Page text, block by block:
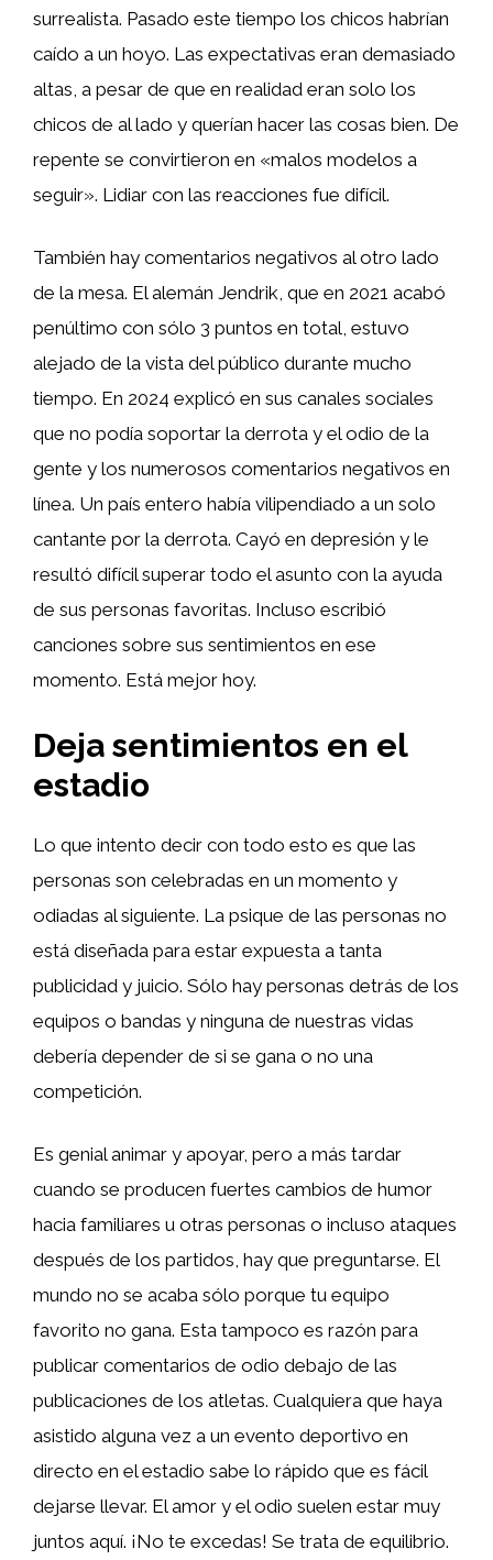
surrealista. Pasado este tiempo los chicos habrían
caído a un hoyo. Las expectativas eran demasiado
altas, a pesar de que en realidad eran solo los
chicos de al lado y querían hacer las cosas bien. De
repente se convirtieron en «malos modelos a
seguir». Lidiar con las reacciones fue difícil.
También hay comentarios negativos al otro lado
de la mesa. El alemán Jendrik, que en 2021 acabó
penúltimo con sólo 3 puntos en total, estuvo
alejado de la vista del público durante mucho
tiempo. En 2024 explicó en sus canales sociales
que no podía soportar la derrota y el odio de la
gente y los numerosos comentarios negativos en
línea. Un país entero había vilipendiado a un solo
cantante por la derrota. Cayó en depresión y le
resultó difícil superar todo el asunto con la ayuda
de sus personas favoritas. Incluso escribió
canciones sobre sus sentimientos en ese
momento. Está mejor hoy.
Deja sentimientos en el
estadio
Lo que intento decir con todo esto es que las
personas son celebradas en un momento y
odiadas al siguiente. La psique de las personas no
está diseñada para estar expuesta a tanta
publicidad y juicio. Sólo hay personas detrás de los
equipos o bandas y ninguna de nuestras vidas
debería depender de si se gana o no una
competición.
Es genial animar y apoyar, pero a más tardar
cuando se producen fuertes cambios de humor
hacia familiares u otras personas o incluso ataques
después de los partidos, hay que preguntarse. El
mundo no se acaba sólo porque tu equipo
favorito no gana. Esta tampoco es razón para
publicar comentarios de odio debajo de las
publicaciones de los atletas. Cualquiera que haya
asistido alguna vez a un evento deportivo en
directo en el estadio sabe lo rápido que es fácil
dejarse llevar. El amor y el odio suelen estar muy
juntos aquí. ¡No te excedas! Se trata de equilibrio.